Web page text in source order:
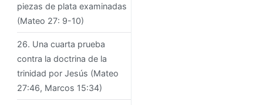
piezas de plata examinadas
(Mateo 27: 9-10)
26. Una cuarta prueba
contra la doctrina de la
trinidad por Jesús (Mateo
27:46, Marcos 15:34)